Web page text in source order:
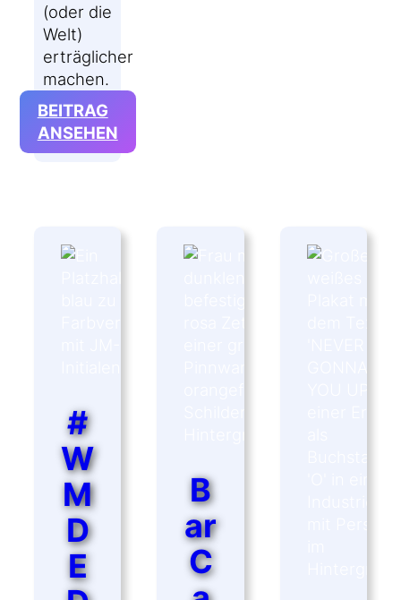
(oder die
Welt)
erträglicher
machen.
BEITRAG
ANSEHEN:
WAS
HITZEWELLE
#
W
M
D
E
B
ar
C